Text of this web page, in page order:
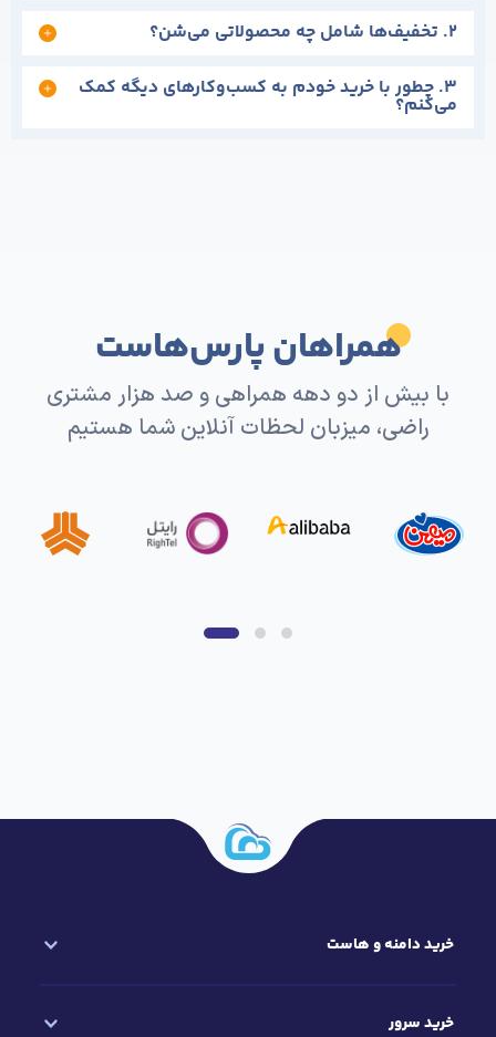
چطور با خرید خودم به کسب‌وکارهای دیگه کمک
همراهان پارس‌هاست
بیش از دو دهه همراهی و صد هزار مشتری
راضی، میزبان لحظات آنلاین شما هستیم
دامنه و هاست
سرور